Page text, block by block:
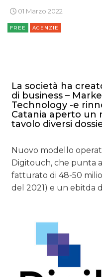
01 Marzo 2022
FREE AGENZIE
La società ha
di business –
Technology -e
Catania aperto un
tavolo diversi
Nuovo modello
Digitouch, che punta
fatturato di 48-50
del 2021) e un ebitda